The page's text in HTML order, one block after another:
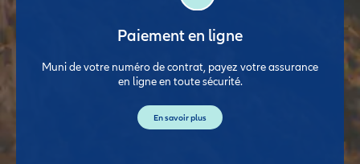
Paiement en ligne
Muni de votre numéro de contrat, payez votre assurance
en ligne en toute sécurité.
En savoir plus